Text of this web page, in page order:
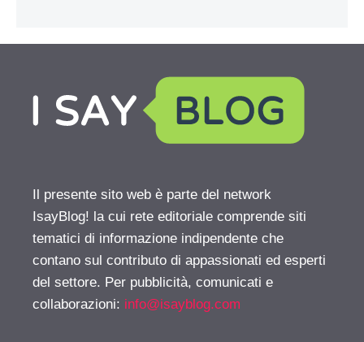
Il presente sito web è parte del network
IsayBlog! la cui rete editoriale comprende siti
tematici di informazione indipendente che
contano sul contributo di appassionati ed esperti
del settore. Per pubblicità, comunicati e
collaborazioni: info@isayblog.com